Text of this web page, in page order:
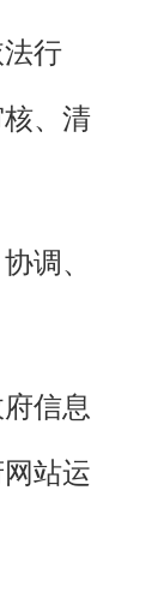
法行
、清
调、
信息
站运